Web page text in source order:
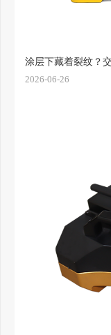
涂层下藏着裂纹？
2026-06-26